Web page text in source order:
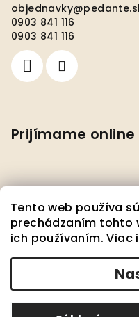
Tento web používa
prechádzaním tohto
ich používaním. Viac
objednavky@
0903 841 116
0903 841 116
Prijímame
Facebook